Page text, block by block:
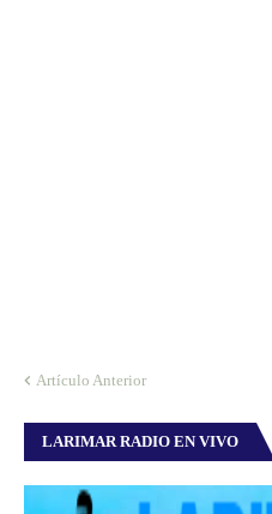
Artículo Anterior
LARIMAR RADIO EN VIVO